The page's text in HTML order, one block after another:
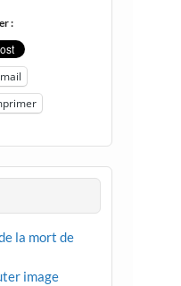
:
la mort de
image